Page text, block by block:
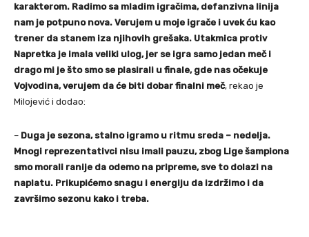
karakterom. Radimo sa mladim igračima, defanzivna linija
nam je potpuno nova. Verujem u moje igrače i uvek ću kao
trener da stanem iza njihovih grešaka. Utakmica protiv
Napretka je imala veliki ulog, jer se igra samo jedan meč i
drago mi je što smo se plasirali u finale, gde nas očekuje
Vojvodina, verujem da će biti dobar finalni meč, rekao je
Milojević i dodao:
– Duga je sezona, stalno igramo u ritmu sreda – nedelja.
Mnogi reprezentativci nisu imali pauzu, zbog Lige šampiona
smo morali ranije da odemo na pripreme, sve to dolazi na
naplatu. Prikupićemo snagu i energiju da izdržimo i da
završimo sezonu kako i treba.